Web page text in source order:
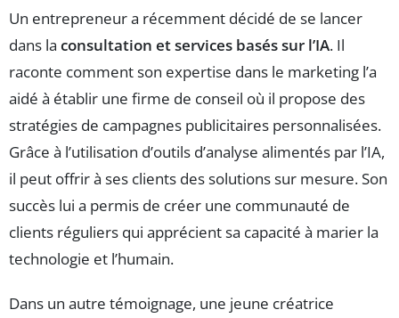
Un entrepreneur a récemment décidé de se lancer
dans la consultation et services basés sur l’IA. Il
raconte comment son expertise dans le marketing l’a
aidé à établir une firme de conseil où il propose des
stratégies de campagnes publicitaires personnalisées.
Grâce à l’utilisation d’outils d’analyse alimentés par l’IA,
il peut offrir à ses clients des solutions sur mesure. Son
succès lui a permis de créer une communauté de
clients réguliers qui apprécient sa capacité à marier la
technologie et l’humain.
Dans un autre témoignage, une jeune créatrice